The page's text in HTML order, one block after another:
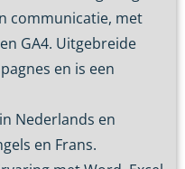
communicatie, met
GA4. Uitgebreide
en is een
Nederlands en
en Frans.